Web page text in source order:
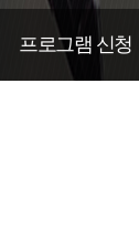
프로그램 신청